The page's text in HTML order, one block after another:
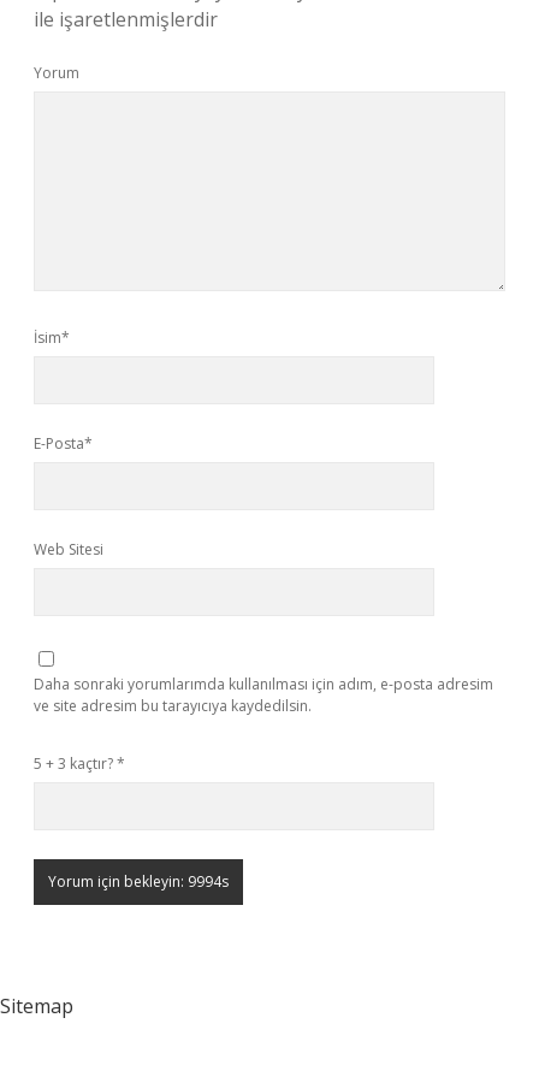
ile işaretlenmişlerdir
Yorum
İsim*
E-Posta*
Web Sitesi
Daha sonraki yorumlarımda kullanılması için adım, e-posta adresim
ve site adresim bu tarayıcıya kaydedilsin.
5 + 3 kaçtır?*
Sitemap